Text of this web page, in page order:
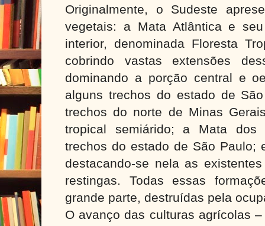
Originalmente, o Sudeste
vegetais: a Mata Atlântica e
interior, denominada Floresta
cobrindo vastas extensões
dominando a porção central e
alguns trechos do estado de
trechos do norte de Minas
tropical semiárido; a Mata dos
trechos do estado de São Paulo;
destacando-se nela as
restingas. Todas essas
grande parte, destruídas pela
O avanço das culturas agrícolas